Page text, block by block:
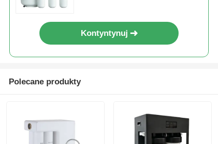
Kontyntynuj
Polecane produkty